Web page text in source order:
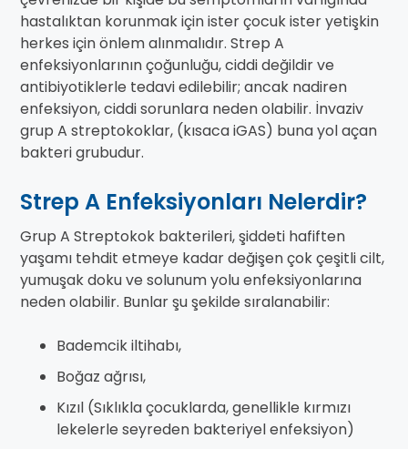
hastalıktan korunmak için ister çocuk ister yetişkin
herkes için önlem alınmalıdır. Strep A
enfeksiyonlarının çoğunluğu, ciddi değildir ve
antibiyotiklerle tedavi edilebilir; ancak nadiren
enfeksiyon, ciddi sorunlara neden olabilir. İnvaziv
grup A streptokoklar, (kısaca iGAS) buna yol açan
bakteri grubudur.
Strep A Enfeksiyonları Nelerdir?
Grup A Streptokok bakterileri, şiddeti hafiften
yaşamı tehdit etmeye kadar değişen çok çeşitli cilt,
yumuşak doku ve solunum yolu enfeksiyonlarına
neden olabilir. Bunlar şu şekilde sıralanabilir:
Bademcik iltihabı,
Boğaz ağrısı,
Kızıl (Sıklıkla çocuklarda, genellikle kırmızı
lekelerle seyreden bakteriyel enfeksiyon)